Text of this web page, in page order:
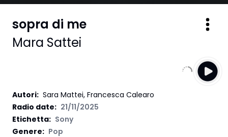
sopra di me
Mara Sattei
Autori: Sara Mattei, Francesca Calearo
Radio date: 21/11/2025
Etichetta: Sony
Genere: Pop